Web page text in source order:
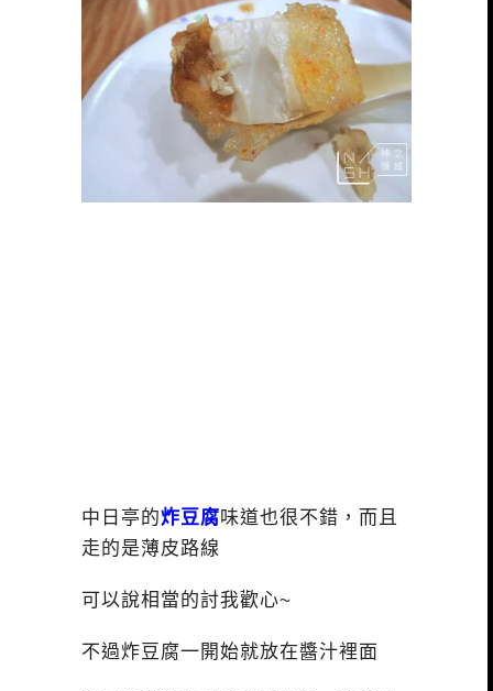
中日亭的炸豆腐味道也很不錯，而且
走的是薄皮路線
可以說相當的討我歡心~
不過炸豆腐一開始就放在醬汁裡面